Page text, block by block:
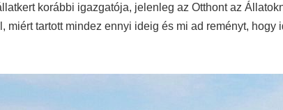
korábbi igazgatója, jelenleg az Otthont az
miért tartott mindez ennyi ideig és mi ad reményt, hogy